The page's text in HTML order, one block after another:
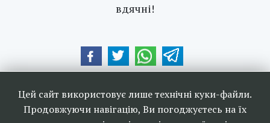
вдячні!
Цей сайт використовує лише технічні куки-файли.
Продовжуючи навігацію, Ви погоджуєтесь на їх